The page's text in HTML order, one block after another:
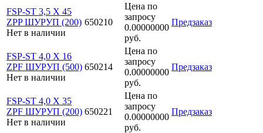
FSP-ST 3,5 X 45
ZPP ШУРУП (200)
Нет в наличии
650210
Цена по
запросу
0.00000000
руб.
Предзаказ
FSP-ST 4,0 X 16
ZPF ШУРУП (500)
Нет в наличии
650214
Цена по
запросу
0.00000000
руб.
Предзаказ
FSP-ST 4,0 X 35
ZPF ШУРУП (200)
Нет в наличии
650221
Цена по
запросу
0.00000000
руб.
Предзаказ